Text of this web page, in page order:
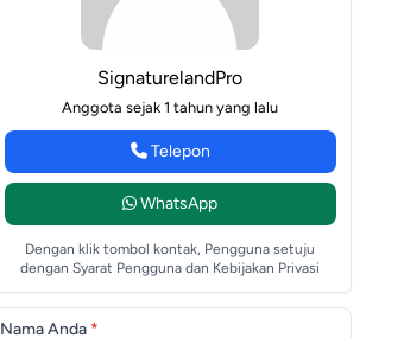
SignaturelandPro
Anggota sejak 1 tahun yang lalu
Telepon
WhatsApp
Dengan klik tombol kontak, Pengguna setuju
dengan Syarat Pengguna dan Kebijakan Privasi
Nama Anda *